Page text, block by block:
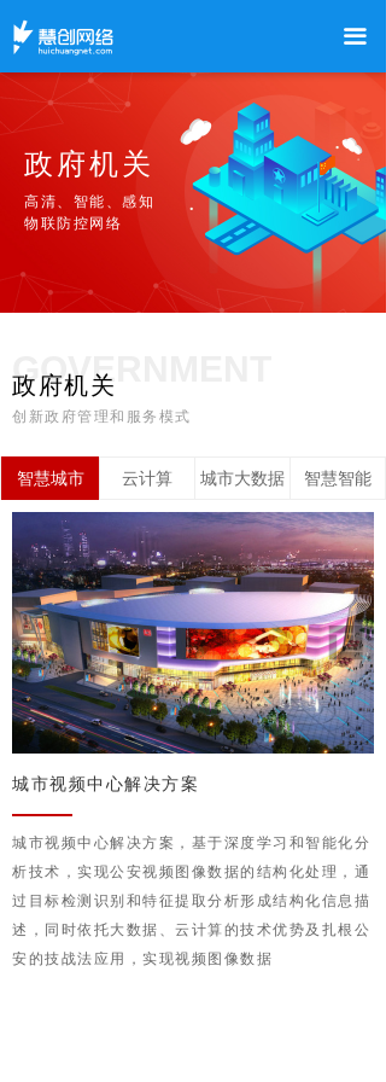
끀
首页
核心业务
经典案例
走进慧创
政府机关
高清、智能、感知
物联防控网络
创新政府管理和服务模式
政府机关
GOVERNMENT
智慧城市 云计算 城市大数据 智慧智能
城市视频中心解决方案
城市视频中心解决方案，基于深度学习和智能化分
析技术，实现公安视频图像数据的结构化处理，通
过目标检测识别和特征提取分析形成结构化信息描
述，同时依托大数据、云计算的技术优势及扎根公
安的技战法应用，实现视频图像数据